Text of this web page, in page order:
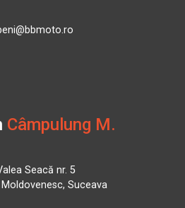
Câmpulung M.
Seacă nr. 5
Suceava